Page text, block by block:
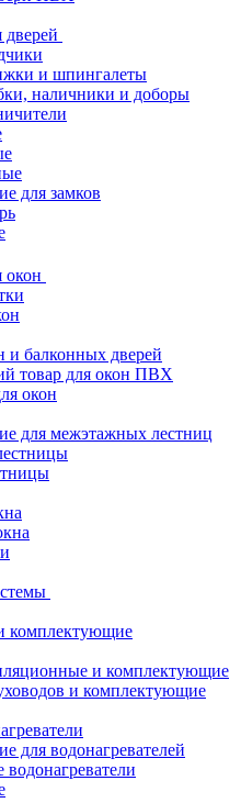
и шпингалеты
наличники и доборы
для замков
окон
и балконных дверей
товар для окон ПВХ
окон
для межэтажных лестниц
комплектующие
и комплектующие
и комплектующие
для водонагревателей
водонагреватели